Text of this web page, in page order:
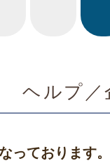
ヘルプ／
っております。